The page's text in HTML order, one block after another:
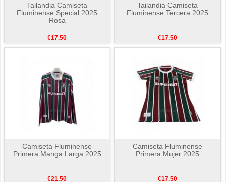
Tailandia Camiseta
Fluminense Special 2025
Rosa
€17.50
Tailandia Camiseta
Fluminense Tercera 2025
€17.50
Camiseta Fluminense
Primera Manga Larga 2025
€21.50
Camiseta Fluminense
Primera Mujer 2025
€17.50